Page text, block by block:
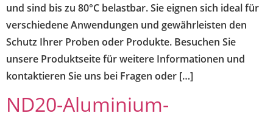
und sind bis zu 80°C belastbar. Sie eignen sich ideal für
verschiedene Anwendungen und gewährleisten den
Schutz Ihrer Proben oder Produkte. Besuchen Sie
unsere Produktseite für weitere Informationen und
kontaktieren Sie uns bei Fragen oder […]
ND20-Aluminium-